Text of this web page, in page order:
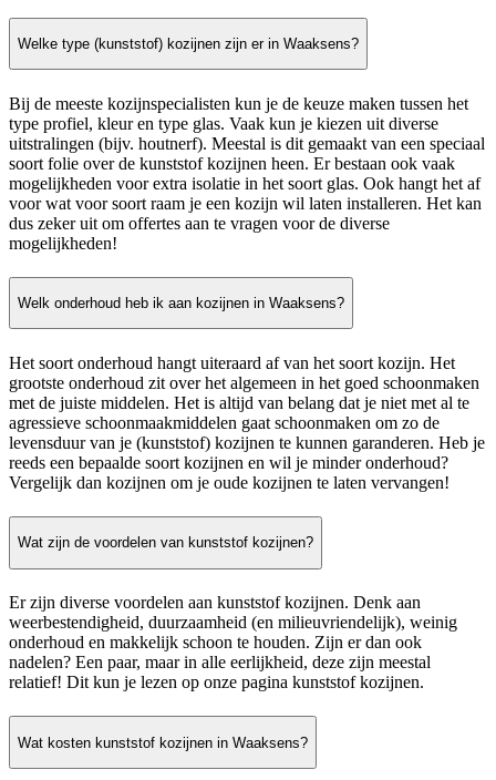
Welke type (kunststof) kozijnen zijn er in Waaksens?
Bij de meeste kozijnspecialisten kun je de keuze maken tussen het
type profiel, kleur en type glas. Vaak kun je kiezen uit diverse
uitstralingen (bijv. houtnerf). Meestal is dit gemaakt van een speciaal
soort folie over de kunststof kozijnen heen. Er bestaan ook vaak
mogelijkheden voor extra isolatie in het soort glas. Ook hangt het af
voor wat voor soort raam je een kozijn wil laten installeren. Het kan
dus zeker uit om offertes aan te vragen voor de diverse
mogelijkheden!
Welk onderhoud heb ik aan kozijnen in Waaksens?
Het soort onderhoud hangt uiteraard af van het soort kozijn. Het
grootste onderhoud zit over het algemeen in het goed schoonmaken
met de juiste middelen. Het is altijd van belang dat je niet met al te
agressieve schoonmaakmiddelen gaat schoonmaken om zo de
levensduur van je (kunststof) kozijnen te kunnen garanderen. Heb je
reeds een bepaalde soort kozijnen en wil je minder onderhoud?
Vergelijk dan kozijnen om je oude kozijnen te laten vervangen!
Wat zijn de voordelen van kunststof kozijnen?
Er zijn diverse voordelen aan kunststof kozijnen. Denk aan
weerbestendigheid, duurzaamheid (en milieuvriendelijk), weinig
onderhoud en makkelijk schoon te houden. Zijn er dan ook
nadelen? Een paar, maar in alle eerlijkheid, deze zijn meestal
relatief! Dit kun je lezen op onze pagina kunststof kozijnen.
Wat kosten kunststof kozijnen in Waaksens?